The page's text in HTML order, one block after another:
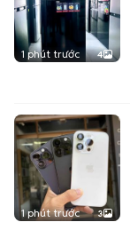
1 phút trước 4
1 phút trước 3